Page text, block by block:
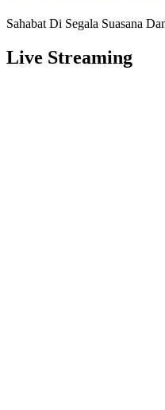
Sahabat Di Segala Suasana
Live Streaming